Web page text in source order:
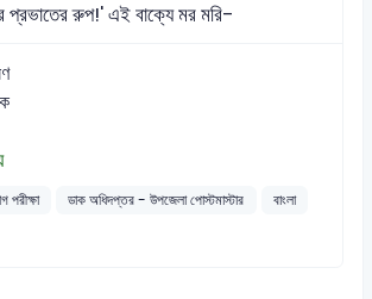
প্রভাতের রুপ!' এই বাক্যে মর মরি-
পরীক্ষা ডাক অধিদপ্তর - উপজেলা পোস্টমাস্টার
বাংলা